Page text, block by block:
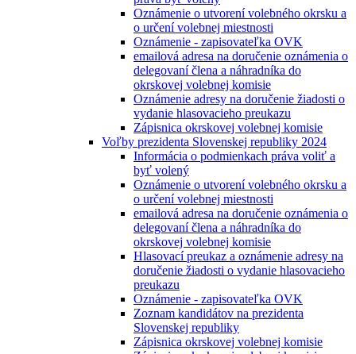
Oznámenie o utvorení volebného okrsku a
o určení volebnej miestnosti
Oznámenie - zapisovateľka OVK
emailová adresa na doručenie oznámenia o
delegovaní člena a náhradníka do
okrskovej volebnej komisie
Oznámenie adresy na doručenie žiadosti o
vydanie hlasovacieho preukazu
Zápisnica okrskovej volebnej komisie
Voľby prezidenta Slovenskej republiky 2024
Informácia o podmienkach práva voliť a
byť volený
Oznámenie o utvorení volebného okrsku a
o určení volebnej miestnosti
emailová adresa na doručenie oznámenia o
delegovaní člena a náhradníka do
okrskovej volebnej komisie
Hlasovací preukaz a oznámenie adresy na
doručenie žiadosti o vydanie hlasovacieho
preukazu
Oznámenie - zapisovateľka OVK
Zoznam kandidátov na prezidenta
Slovenskej republiky
Zápisnica okrskovej volebnej komisie